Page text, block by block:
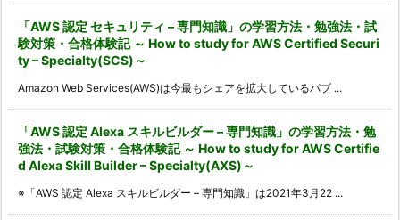
「AWS 認定 セキュリティ – 専門知識」の学習方法・勉強法・試
験対策・合格体験記 ～ How to study for AWS Certified Securi
ty – Specialty(SCS)～
Amazon Web Services(AWS)は今最もシェアを拡大しているパブ ...
「AWS 認定 Alexa スキルビルダー – 専門知識」の学習方法・勉
強法・試験対策・合格体験記 ～ How to study for AWS Certifie
d Alexa Skill Builder – Specialty(AXS)～
※「AWS 認定 Alexa スキルビルダー – 専門知識」は2021年3月22 ...